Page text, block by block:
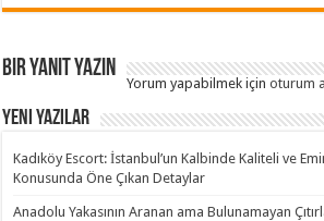
Bir yanıt yazın
Yorum yapabilmek içinoturum
Yeni Yazılar
Kadıköy Escort: İstanbul’un Kalbinde Kaliteli ve
Konusunda Öne Çıkan Detaylar
Anadolu Yakasının Aranan ama Bulunamayan